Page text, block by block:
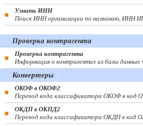
Узнать ИНН
Поиск ИНН организации по названию, ИНН
Проверка контрагента
Проверка контрагента
Информация о контрагентах из базы
Конвертеры
ОКОФ в ОКОФ2
Перевод кода классификатора ОКОФ в код
ОКДП в ОКПД2
Перевод кода классификатора ОКДП в код